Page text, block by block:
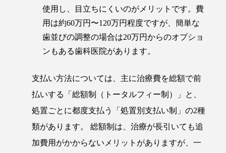
使用し、目立ちにくいのがメリットです。費
用は約60万円〜120万円程度ですが、簡単な
歯並びの調整の場合は20万円からのオプショ
ンもある歯科医院があります。
支払い方法については、主に治療費を総額で前
払いする「総額制（トータルフィー制）」と、
処置ごとに都度支払う「処置別支払い制」の2種
類があります。 総額制は、治療が長引いても追
加費用がかからないメリットがありますが、一